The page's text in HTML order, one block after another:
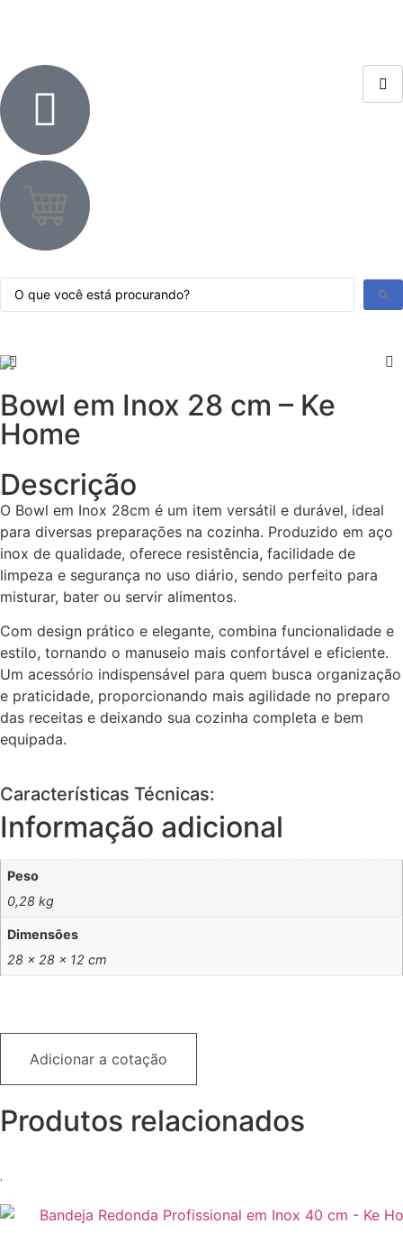
Bowl em Inox 28 cm – Ke
Home
Descrição
O Bowl em Inox 28cm é um item versátil e durável, ideal
para diversas preparações na cozinha. Produzido em aço
inox de qualidade, oferece resistência, facilidade de
limpeza e segurança no uso diário, sendo perfeito para
misturar, bater ou servir alimentos.
Com design prático e elegante, combina funcionalidade e
estilo, tornando o manuseio mais confortável e eficiente.
Um acessório indispensável para quem busca organização
e praticidade, proporcionando mais agilidade no preparo
das receitas e deixando sua cozinha completa e bem
equipada.
Características Técnicas:
Informação adicional
Peso
0,28 kg
Dimensões
28 × 28 × 12 cm
Adicionar a cotação
Produtos relacionados